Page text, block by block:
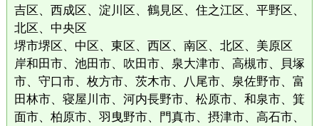
吉区、西成区、淀川区、鶴見区、住之江区、平野区、
北区、中央区
堺市堺区、中区、東区、西区、南区、北区、美原区
岸和田市、池田市、吹田市、泉大津市、高槻市、貝塚
市、守口市、枚方市、茨木市、八尾市、泉佐野市、富
田林市、寝屋川市、河内長野市、松原市、和泉市、箕
面市、柏原市、羽曳野市、門真市、摂津市、高石市、